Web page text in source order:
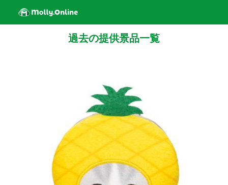
過去の提供景品一覧